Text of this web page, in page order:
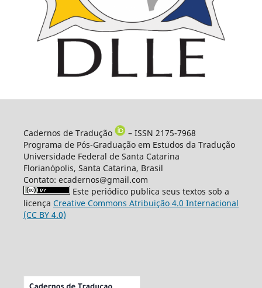
Cadernos de Tradução
– ISSN 2175-7968
Programa de Pós-Graduação em Estudos da Tradução
Universidade Federal de Santa Catarina
Florianópolis, Santa Catarina, Brasil
Contato: ecadernos@gmail.com
Este periódico publica seus textos sob a
licença Creative Commons Atribuição 4.0 Internacional
(CC BY 4.0)